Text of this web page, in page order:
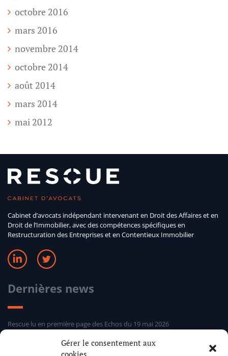
Gérer le consentement aux
cookies
octobre 2016
mars 2016
novembre 2014
octobre 2014
août 2014
mars 2014
mai 2012
Cabinet d’avocats indépendant intervenant en Droit des Affaires et en
Droit de l’Immobilier, avec des compétences spécifiques en
Restructuration des Entreprises et en Contentieux Immobilier
Dernières news
Rescue lu en première page des Echos du 19 mai 2026
Sélection hebdomadaire Rescue d’Entreprises Distress 24 mars 2026
Sélection hebdomadaire Rescue d’Entreprises Distress 5 mars 2026